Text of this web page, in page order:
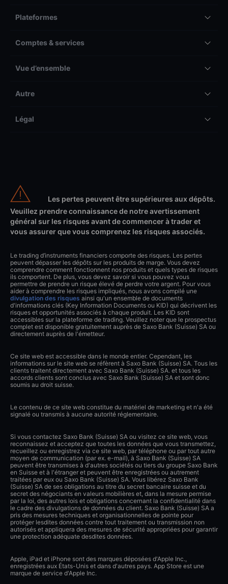
Plateformes
Comptes & services
Vue d’ensemble
Autre
Légal
Les pertes peuvent être supérieures aux dépôts.
Veuillez prendre connaissance de notre avertissement
général sur les risques avant de commencer à trader et
vous assurer que vous comprenez les risques associés.
Le trading d’instruments financiers comporte des risques. Les pertes
peuvent dépasser les dépôts sur les produits de marge. Vous devez
comprendre comment fonctionnent nos produits et quels types de risques
ils comportent. De plus, vous devez savoir si vous pouvez vous
permettre de prendre un risque élevé de perdre votre argent. Pour vous
aider à comprendre les risques impliqués, nous avons compilé une
divulgation des risques ainsi qu'un ensemble de documents
d'informations clés (Key Information Documents ou KID) qui décrivent les
risques et opportunités associés à chaque produit. Les KID sont
accessibles sur la plateforme de trading. Veuillez noter que le prospectus
complet est disponible gratuitement auprès de Saxo Bank (Suisse) SA ou
directement auprès de l'émetteur.
Ce site web est accessible dans le monde entier. Cependant, les
informations sur le site web se réfèrent à Saxo Bank (Suisse) SA. Tous les
clients traitent directement avec Saxo Bank (Suisse) SA. et tous les
accords clients sont conclus avec Saxo Bank (Suisse) SA et sont donc
soumis au droit suisse.
Le contenu de ce site web constitue du matériel de marketing et n'a été
signalé ou transmis à aucune autorité réglementaire.
Si vous contactez Saxo Bank (Suisse) SA ou visitez ce site web, vous
reconnaissez et acceptez que toutes les données que vous transmettez,
recueillez ou enregistrez via ce site web, par téléphone ou par tout autre
moyen de communication (par ex. e-mail), à Saxo Bank (Suisse) SA
peuvent être transmises à d'autres sociétés ou tiers du groupe Saxo Bank
en Suisse et à l'étranger et peuvent être enregistrées ou autrement
traitées par eux ou Saxo Bank (Suisse) SA. Vous libérez Saxo Bank
(Suisse) SA de ses obligations au titre du secret bancaire suisse et du
secret des négociants en valeurs mobilières et, dans la mesure permise
par la loi, des autres lois et obligations concernant la confidentialité dans
le cadre des divulgations de données du client. Saxo Bank (Suisse) SA a
pris des mesures techniques et organisationnelles de pointe pour
protéger lesdites données contre tout traitement ou transmission non
autorisés et appliquera des mesures de sécurité appropriées pour garantir
une protection adéquate desdites données.
Apple, iPad et iPhone sont des marques déposées d'Apple Inc.,
enregistrées aux États-Unis et dans d'autres pays. App Store est une
marque de service d'Apple Inc.